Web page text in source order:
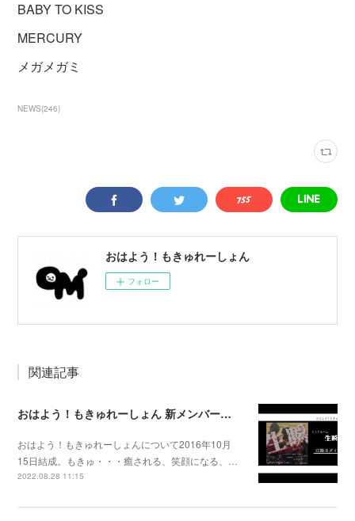
BABY TO KISS
MERCURY
メガメガミ
NEWS(246)
おはよう！もきゅれーしょん
フォロー
関連記事
おはよう！もきゅれーしょん 新メンバー募集！
おはよう！もきゅれーしょんについて2016年10月
15日結成。もきゅ・・・癒される、笑顔になる、…
2022.08.28 11:15